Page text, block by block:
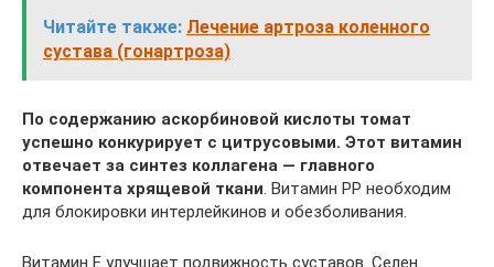
Читайте также: Лечение артроза коленного
сустава (гонартроза)
По содержанию аскорбиновой кислоты томат
успешно конкурирует с цитрусовыми. Этот витамин
отвечает за синтез коллагена — главного
компонента хрящевой ткани . Витамин РР необходим
для блокировки интерлейкинов и обезболивания.
Витамин E улучшает подвижность суставов. Селен